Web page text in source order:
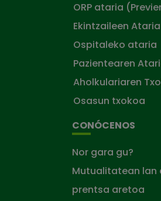
ORP ataria
Ekintzaileen Ataria
Ospitaleko ataria
Pazientearen
Aholkulariaren
Osasun txokoa
CONÓCENOS
Nor gara gu?
Mutualitatean lan
prentsa aretoa